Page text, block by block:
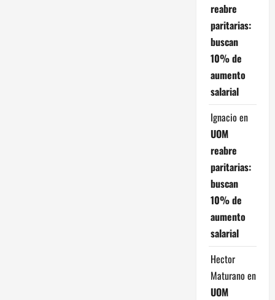
reabre
paritarias:
buscan
10% de
aumento
salarial
Ignacio en
UOM
reabre
paritarias:
buscan
10% de
aumento
salarial
Hector
Maturano en
UOM